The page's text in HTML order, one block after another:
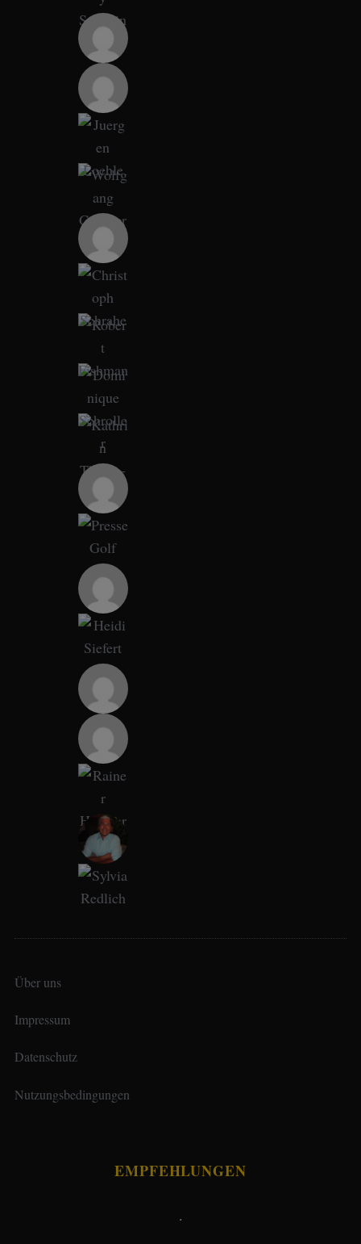
Über uns
Impressum
Datenschutz
Nutzungsbedingungen
EMPFEHLUNGEN
.